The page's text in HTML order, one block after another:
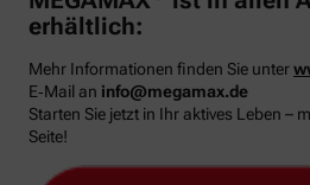
erhältlich:
Mehr Informationen finden Sie unter
E‑Mail an info@megamax.de
Starten Sie jetzt in Ihr aktives Leben –
Seite!